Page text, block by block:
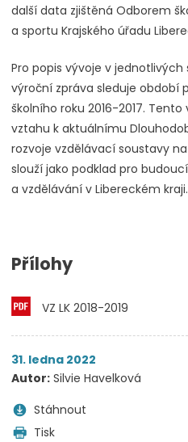
další data zjištěná Odborem
a sportu Krajského úřadu
Pro popis vývoje v
výroční zpráva sleduje období
školního roku 2016-2017.
vztahu k aktuálnímu
rozvoje vzdělávací soustavy
slouží jako podklad pro
a vzdělávání v Libereckém kraji.
Přílohy
VZ LK 2018-2019
31. ledna 2022
Autor: Silvie Havelková
Stáhnout
Tisk